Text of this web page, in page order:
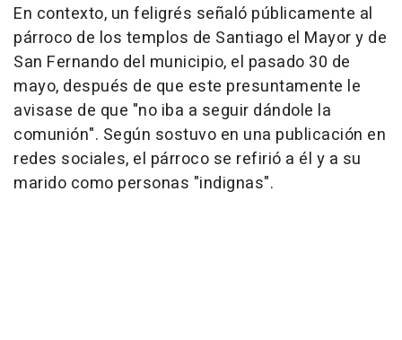
En contexto, un feligrés señaló públicamente al
párroco de los templos de Santiago el Mayor y de
San Fernando del municipio, el pasado 30 de
mayo, después de que este presuntamente le
avisase de que "no iba a seguir dándole la
comunión". Según sostuvo en una publicación en
redes sociales, el párroco se refirió a él y a su
marido como personas "indignas".